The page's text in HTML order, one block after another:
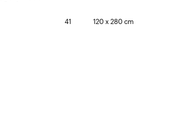
41 120 x 280 cm